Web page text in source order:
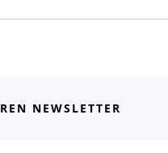
NEWSLETTER